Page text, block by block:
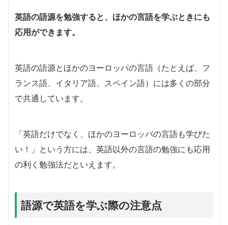
英語の語源を勉強すると、ほかの言語を学ぶときにも
応用ができます。
英語の語源とほかのヨーロッパの言語（たとえば、フ
ランス語、イタリア語、スペイン語）には多くの部分
で共通しています。
「英語だけでなく、ほかのヨーロッパの言語も学びた
い！」という方には、英語以外の言語の勉強にも応用
の利く勉強法だといえます。
語源で英語を学ぶ際の注意点